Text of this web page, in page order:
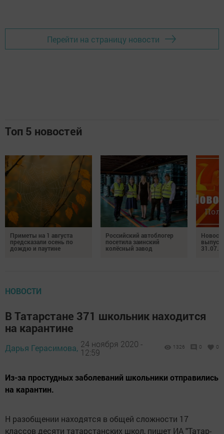
Перейти на страницу новости
Топ 5 новостей
Приметы на 1 августа
предсказали осень по
дождю и паутине
Российский автоблогер
посетила заинский
колёсный завод
НОВОСТИ
В Татарстане 371 школьник находится
на карантине
Дарья Герасимова, 24 ноября 2020 -
12:59
1326 0 0
Из-за простудных заболеваний школьники отправились
на карантин.
Н разобщении находятся в общей сложности 17
классов десяти татарстанских школ, пишет ИА "Татар-